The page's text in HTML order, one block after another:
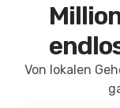
Von lokalen